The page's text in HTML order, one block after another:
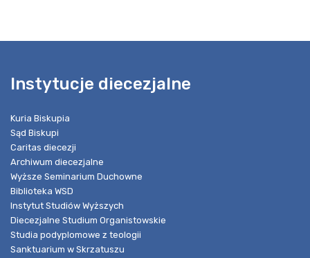
Instytucje diecezjalne
Kuria Biskupia
Sąd Biskupi
Caritas diecezji
Archiwum diecezjalne
Wyższe Seminarium Duchowne
Biblioteka WSD
Instytut Studiów Wyższych
Diecezjalne Studium Organistowskie
Studia podyplomowe z teologii
Sanktuarium w Skrzatuszu